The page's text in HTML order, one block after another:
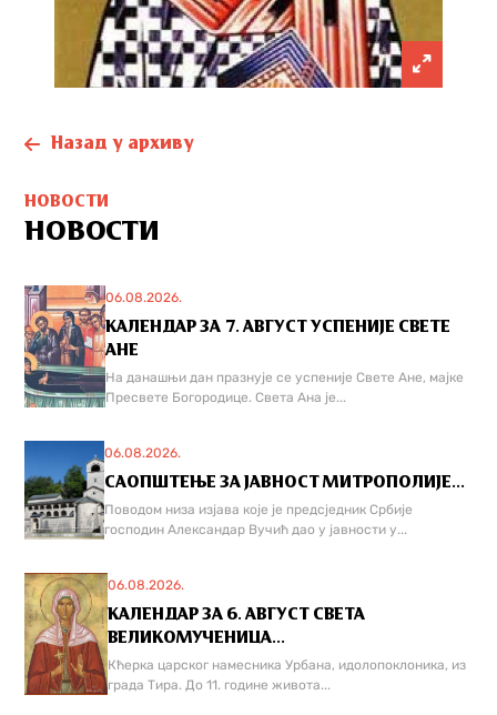
Назад у архиву
НОВОСТИ
НОВОСТИ
06.08.2026.
КАЛЕНДАР ЗА 7. АВГУСТ УСПЕНИЈЕ СВЕТЕ
АНЕ
На данашњи дан празнује се успеније Свете Ане, мајке
Пресвете Богородице. Света Ана је...
06.08.2026.
САОПШТЕЊЕ ЗА ЈАВНОСТ МИТРОПОЛИЈЕ...
Поводом низа изјава које је предсједник Србије
господин Александар Вучић дао у јавности у...
06.08.2026.
КАЛЕНДАР ЗА 6. АВГУСТ СВЕТА
ВЕЛИКОМУЧЕНИЦА...
Кћерка царског намесника Урбана, идолопоклоника, из
града Тира. До 11. године живота...